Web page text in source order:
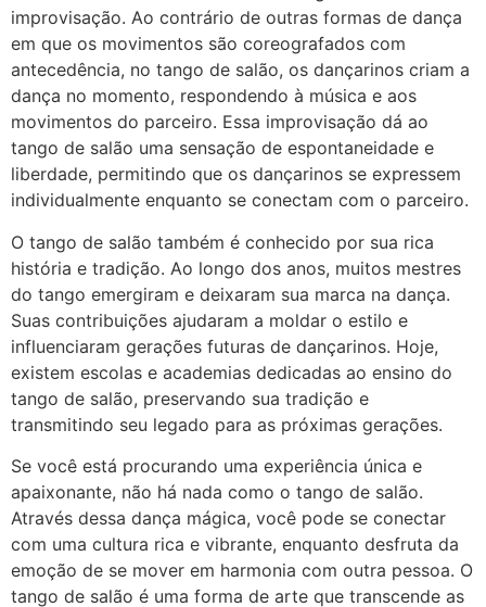
improvisação. Ao contrário de outras formas de dança
em que os movimentos são coreografados com
antecedência, no tango de salão, os dançarinos criam a
dança no momento, respondendo à música e aos
movimentos do parceiro. Essa improvisação dá ao
tango de salão uma sensação de espontaneidade e
liberdade, permitindo que os dançarinos se expressem
individualmente enquanto se conectam com o parceiro.
O tango de salão também é conhecido por sua rica
história e tradição. Ao longo dos anos, muitos mestres
do tango emergiram e deixaram sua marca na dança.
Suas contribuições ajudaram a moldar o estilo e
influenciaram gerações futuras de dançarinos. Hoje,
existem escolas e academias dedicadas ao ensino do
tango de salão, preservando sua tradição e
transmitindo seu legado para as próximas gerações.
Se você está procurando uma experiência única e
apaixonante, não há nada como o tango de salão.
Através dessa dança mágica, você pode se conectar
com uma cultura rica e vibrante, enquanto desfruta da
emoção de se mover em harmonia com outra pessoa. O
tango de salão é uma forma de arte que transcende as